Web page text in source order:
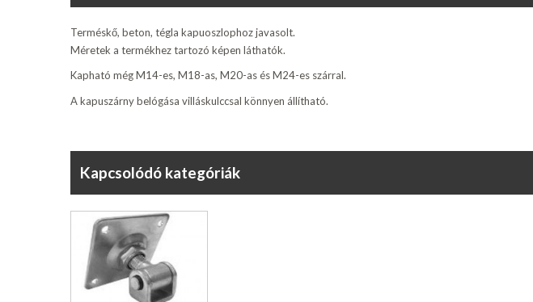
Terméskő, beton, tégla kapuoszlophoz javasolt.
Méretek a termékhez tartozó képen láthatók.
Kapható még M14-es, M18-as, M20-as és M24-es szárral.
A kapuszárny belógása villáskulccsal könnyen állítható.
Kapcsolódó kategóriák